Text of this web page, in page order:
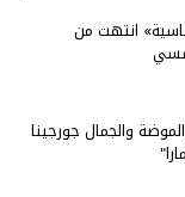
انتهت من
والجمال جورجينا